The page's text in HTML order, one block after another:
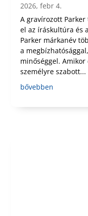
2026, febr 4.
A gravírozott
el az íráskultúra és
Parker márkanév
a
minőséggel.
személyre szabott...
bővebben